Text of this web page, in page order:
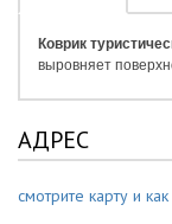
Коврик
выровняет
АДРЕС
смотрите карту и